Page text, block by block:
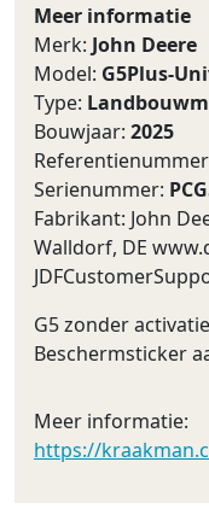
Meer informatie
Merk: John Deere
Model: G5Plus-
Type:
Bouwjaar: 2025
Serienummer:
Fabrikant: John
Walldorf, DE
G5 zonder activatie
Beschermsticker
Meer informatie:
https://